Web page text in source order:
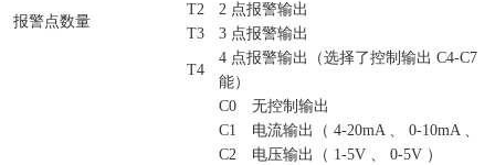
报警点数量
T2
2 点报警输出
T3
3 点报警输出
T4
4 点报警输出（选择了控制输出 C4-C7
能）
C0
无控制输出
C1
电流输出（ 4-20mA 、 0-10mA 、
C2
电压输出（ 1-5V 、 0-5V ）